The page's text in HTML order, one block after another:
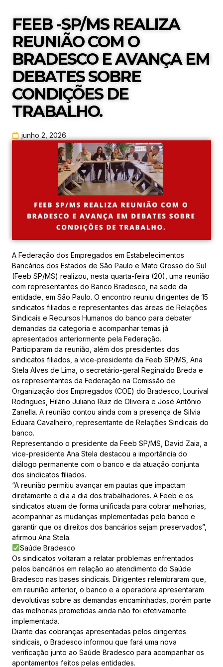
FEEB -SP/MS REALIZA
REUNIÃO COM O
BRADESCO E AVANÇA EM
DEBATES SOBRE
CONDIÇÕES DE
TRABALHO.
junho 2, 2026
A Federação dos Empregados em Estabelecimentos
Bancários dos Estados de São Paulo e Mato Grosso do Sul
(Feeb SP/MS) realizou, nesta quarta-feira (20), uma reunião
com representantes do Banco Bradesco, na sede da
entidade, em São Paulo. O encontro reuniu dirigentes de 15
sindicatos filiados e representantes das áreas de Relações
Sindicais e Recursos Humanos do banco para debater
demandas da categoria e acompanhar temas já
apresentados anteriormente pela Federação.
Participaram da reunião, além dos presidentes dos
sindicatos filiados, a vice-presidente da Feeb SP/MS, Ana
Stela Alves de Lima, o secretário-geral Reginaldo Breda e
os representantes da Federação na Comissão de
Organização dos Empregados (COE) do Bradesco, Lourival
Rodrigues, Hilário Juliano Ruiz de Oliveira e José Antônio
Zanella. A reunião contou ainda com a presença de Silvia
Eduara Cavalheiro, representante de Relações Sindicais do
banco.
Representando o presidente da Feeb SP/MS, David Zaia, a
vice-presidente Ana Stela destacou a importância do
diálogo permanente com o banco e da atuação conjunta
dos sindicatos filiados.
“A reunião permitiu avançar em pautas que impactam
diretamente o dia a dia dos trabalhadores. A Feeb e os
sindicatos atuam de forma unificada para cobrar melhorias,
acompanhar as mudanças implementadas pelo banco e
garantir que os direitos dos bancários sejam preservados”,
afirmou Ana Stela.
Saúde Bradesco
Os sindicatos voltaram a relatar problemas enfrentados
pelos bancários em relação ao atendimento do Saúde
Bradesco nas bases sindicais. Dirigentes relembraram que,
em reunião anterior, o banco e a operadora apresentaram
devolutivas sobre as demandas encaminhadas, porém parte
das melhorias prometidas ainda não foi efetivamente
implementada.
Diante das cobranças apresentadas pelos dirigentes
sindicais, o Bradesco informou que fará uma nova
verificação junto ao Saúde Bradesco para acompanhar os
apontamentos feitos pelas entidades.